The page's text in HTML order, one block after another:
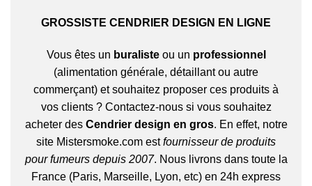
GROSSISTE CENDRIER DESIGN EN LIGNE
Vous êtes un buralisteou un professionnel
(alimentation générale, détaillant ou autre
commerçant) et souhaitez proposer ces produits à
vos clients ? Contactez-nous si vous souhaitez
acheter des Cendrier design en gros. En effet, notre
site Mistersmoke.com estfournisseur de produits
pour fumeurs depuis 2007. Nous livrons dans toute la
France (Paris, Marseille, Lyon, etc) en 24h express